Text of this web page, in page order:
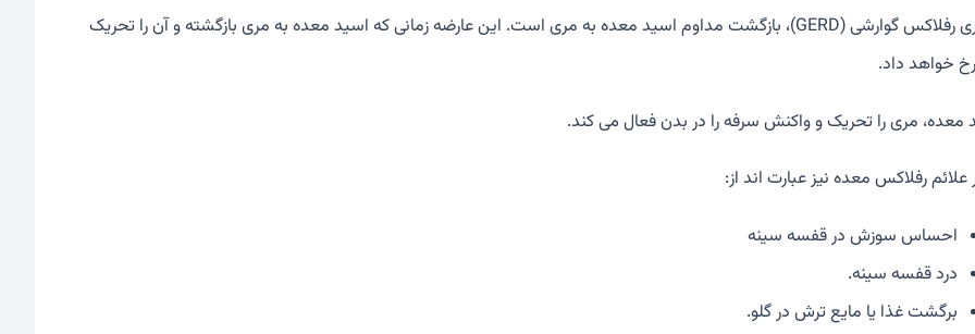
بیماری رفلاکس گوارشی (GERD)، بازگشت مداوم اسید معده به مری است. این عارضه زمانی که اسید معده به مری بازگشته و آن را تحریک
خواهد داد.
معده، مری را تحریک و واکنش سرفه را در بدن فعال می کند.
علائم رفلاکس معده نیز عبارت اند از:
احساس سوزش در قفسه سینه
درد قفسه سینه.
برگشت غذا یا مایع ترش در گلو.